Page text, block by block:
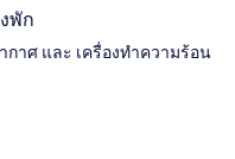
พัก
าศ และ เครื่องทำความร้อน